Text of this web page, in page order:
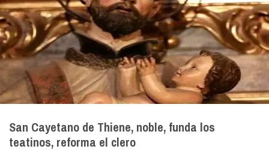
San Cayetano de Thiene, noble, funda los
teatinos, reforma el clero